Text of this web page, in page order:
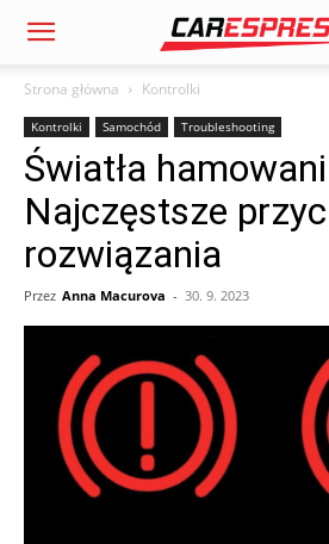
Strona główna Kontrolki
Kontrolki Samochód Troubleshooting
Światła
Najczęstsze
rozwiązania
Przez Anna Macurova - 30. 9. 2023